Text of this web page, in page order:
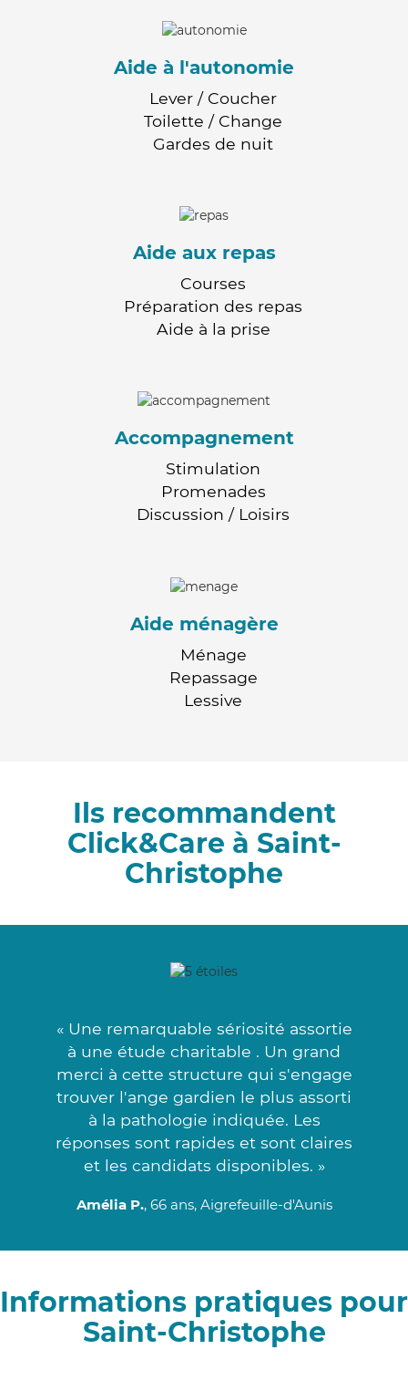
Aide à l'autonomie
Lever / Coucher
Toilette / Change
Gardes de nuit
Aide aux repas
Courses
Préparation des repas
Aide à la prise
Accompagnement
Stimulation
Promenades
Discussion / Loisirs
Aide ménagère
Ménage
Repassage
Lessive
Ils recommandent
Click&Care à Saint-
Christophe
« Une remarquable sériosité assortie
à une étude charitable . Un grand
merci à cette structure qui s'engage
trouver l'ange gardien le plus assorti
à la pathologie indiquée. Les
réponses sont rapides et sont claires
et les candidats disponibles. »
Amélia P., 66 ans, Aigrefeuille-d'Aunis
Informations pratiques pour
Saint-Christophe